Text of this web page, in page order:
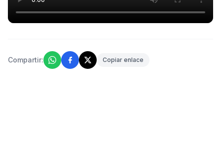
Compartir: Copiar enlace